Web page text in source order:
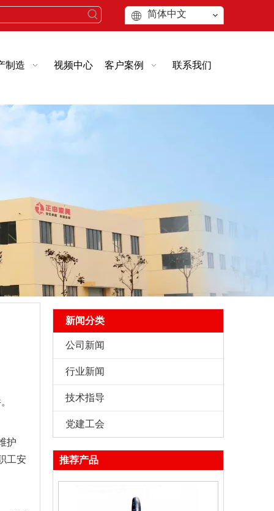
简体中文
制造 视频中心 客户案例 联系我们
护
工安
新闻分类
公司新闻
行业新闻
技术指导
党建工会
推荐产品